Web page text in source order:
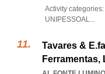
Activity categories:
UNIPESSOAL...
Tavares &
Ferramentas,